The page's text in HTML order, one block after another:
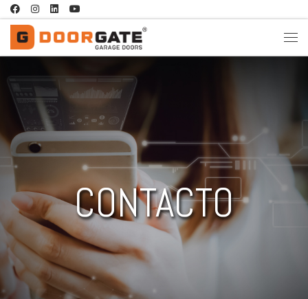
Saltar al contenido
CONTACTO